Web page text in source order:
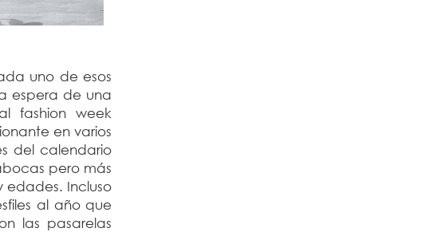
uno de esos
espera de una
fashion week
en varios
del calendario
pero más
edades. Incluso
al año que
las pasarelas